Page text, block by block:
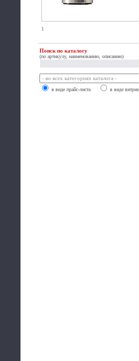
1
Поиск по каталогу
(по артикулу, наименованию, описанию)
в виде прайс-листа в виде